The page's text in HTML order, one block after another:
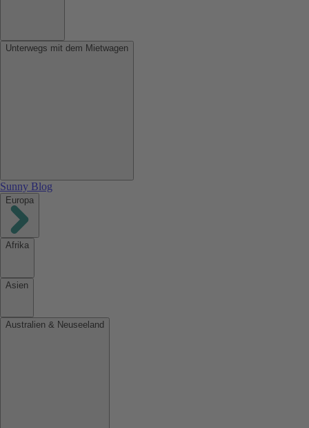
Unterwegs mit dem Mietwagen
Sunny Blog
Europa
Afrika
Asien
Australien & Neuseeland